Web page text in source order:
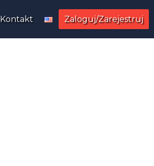
Kontakt Zaloguj/Zarejestruj